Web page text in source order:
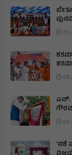
09
09
ಎಸ್.
09
'ನಶೆ